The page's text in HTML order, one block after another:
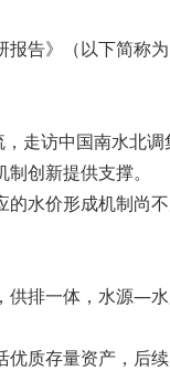
告》（以下简称
走访中国南水北
创新提供支撑。
水价形成机制尚
排一体，水源—
质存量资产，后